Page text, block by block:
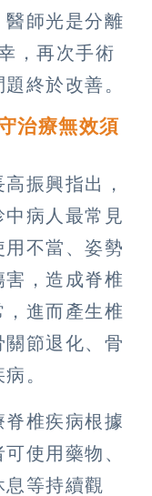
師光是分離
，再次手術
終於改善。
治療無效須
振興指出，
病人最常見
不當、姿勢
，造成脊椎
進而產生椎
節退化、骨
。
椎疾病根據
使用藥物、
等持續觀